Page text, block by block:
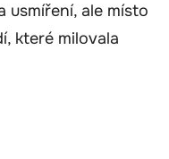
ale místo
které milovala